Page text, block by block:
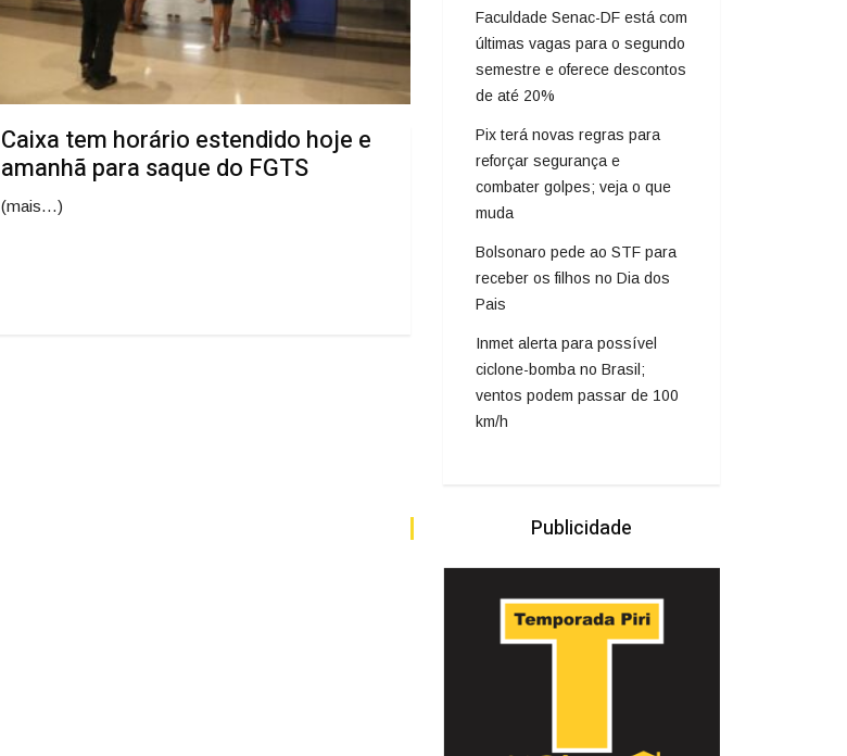
Caixa tem horário estendido hoje e
amanhã para saque do FGTS
(mais…)
Faculdade Senac-DF está com
últimas vagas para o segundo
semestre e oferece descontos
de até 20%
Pix terá novas regras para
reforçar segurança e
combater golpes; veja o que
muda
Bolsonaro pede ao STF para
receber os filhos no Dia dos
Pais
Inmet alerta para possível
ciclone-bomba no Brasil;
ventos podem passar de 100
km/h
Publicidade